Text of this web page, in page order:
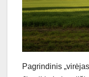
Pagrindinis